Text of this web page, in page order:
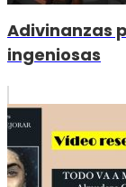
Adivinanzas
ingeniosas